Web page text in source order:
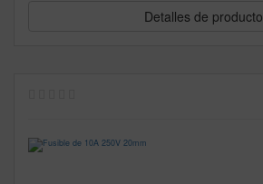
Detalles de producto